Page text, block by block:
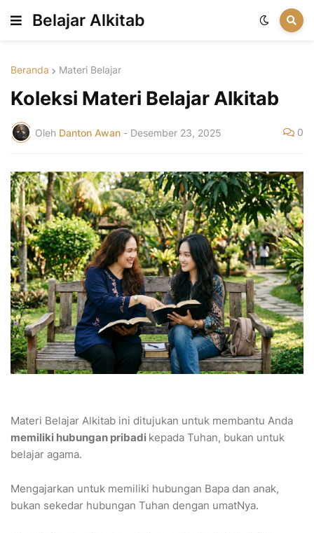
Belajar Alkitab
Beranda Materi Belajar
Koleksi Materi Belajar Alkitab
Oleh Danton Awan - Desember 23, 2025 0
Materi Belajar Alkitab ini ditujukan untuk membantu Anda
memiliki hubungan pribadi kepada Tuhan, bukan untuk
belajar agama.
Mengajarkan untuk memiliki hubungan Bapa dan anak,
bukan sekedar hubungan Tuhan dengan umatNya.